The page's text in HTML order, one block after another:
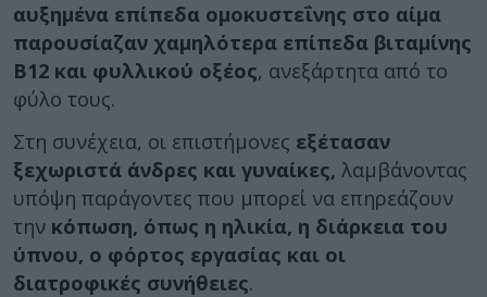
αυξημένα επίπεδα ομοκυστεΐνης στο αίμα
παρουσίαζαν χαμηλότερα επίπεδα βιταμίνης
Β12 και φυλλικού οξέος, ανεξάρτητα από το
φύλο τους.
Στη συνέχεια, οι επιστήμονες εξέτασαν
ξεχωριστά άνδρες και γυναίκες, λαμβάνοντας
υπόψη παράγοντες που μπορεί να επηρεάζουν
την κόπωση, όπως η ηλικία, η διάρκεια του
ύπνου, ο φόρτος εργασίας και οι
διατροφικές συνήθειες.